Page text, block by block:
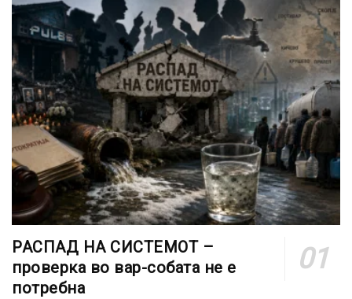
РАСПАД НА СИСТЕМОТ –
проверка во вар-собата не е
потребна